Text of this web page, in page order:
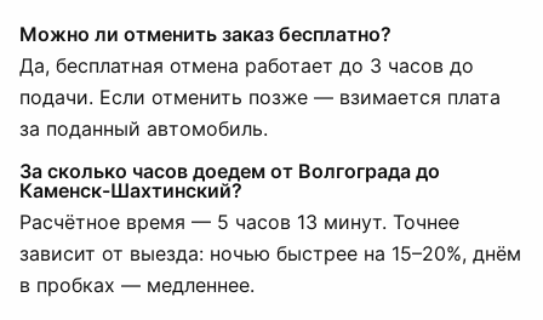
Можно ли отменить заказ бесплатно?
Да, бесплатная отмена работает до 3 часов до
подачи. Если отменить позже — взимается плата
за поданный автомобиль.
За сколько часов доедем от Волгограда до
Каменск-Шахтинский?
Расчётное время — 5 часов 13 минут. Точнее
зависит от выезда: ночью быстрее на 15–20%, днём
в пробках — медленнее.